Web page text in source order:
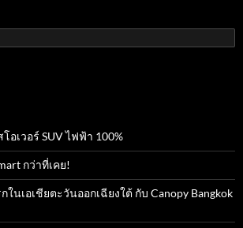
อเวอร์ SUV ไฟฟ้า 100%
กว่าที่เคย!
ในเอเชียตะวันออกเฉียงใต้ กับ Canopy Bangkok